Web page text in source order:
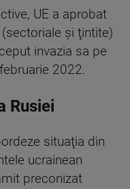
UE a aprobat
şi ţintite)
invazia sa pe
2022.
Rusiei
situaţia din
ucrainean
preconizat